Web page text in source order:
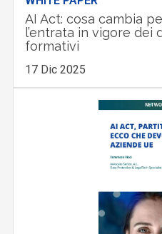
AI Act: cosa cambia
l’entrata in vigore
formativi
17 Dic 2025